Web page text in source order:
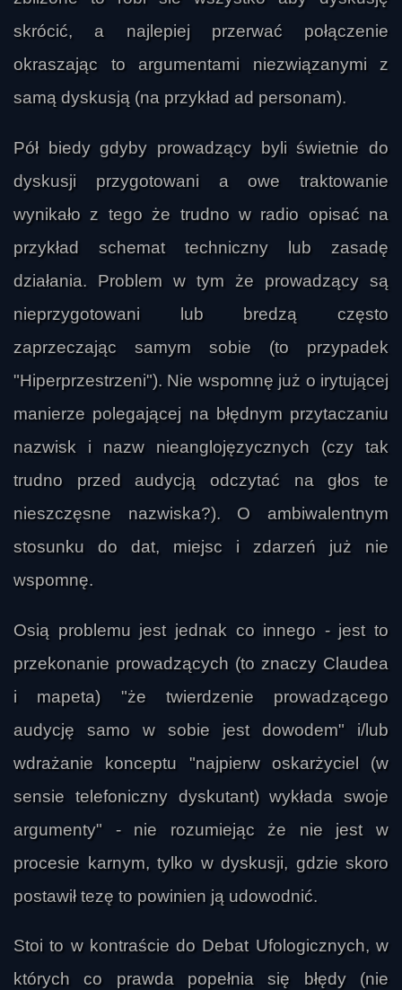
skrócić, a najlepiej przerwać połączenie
okraszając to argumentami niezwiązanymi z
samą dyskusją (na przykład ad personam).
Pół biedy gdyby prowadzący byli świetnie do
dyskusji przygotowani a owe traktowanie
wynikało z tego że trudno w radio opisać na
przykład schemat techniczny lub zasadę
działania. Problem w tym że prowadzący są
nieprzygotowani lub bredzą często
zaprzeczając samym sobie (to przypadek
"Hiperprzestrzeni"). Nie wspomnę już o irytującej
manierze polegającej na błędnym przytaczaniu
nazwisk i nazw nieanglojęzycznych (czy tak
trudno przed audycją odczytać na głos te
nieszczęsne nazwiska?). O ambiwalentnym
stosunku do dat, miejsc i zdarzeń już nie
wspomnę.
Osią problemu jest jednak co innego - jest to
przekonanie prowadzących (to znaczy Claudea
i mapeta) "że twierdzenie prowadzącego
audycję samo w sobie jest dowodem" i/lub
wdrażanie konceptu "najpierw oskarżyciel (w
sensie telefoniczny dyskutant) wykłada swoje
argumenty" - nie rozumiejąc że nie jest w
procesie karnym, tylko w dyskusji, gdzie skoro
postawił tezę to powinien ją udowodnić.
Stoi to w kontraście do Debat Ufologicznych, w
których co prawda popełnia się błędy (nie
arb1